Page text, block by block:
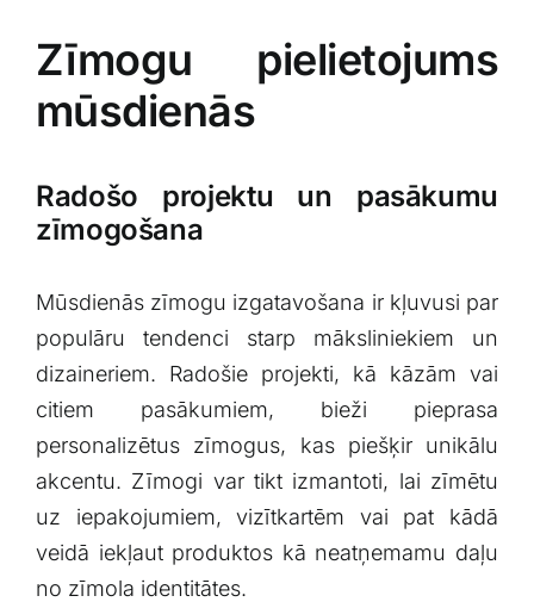
Zīmogu pielietojums
mūsdienās
Radošo‍ projektu ⁤un pasākumu
zīmogošana
Mūsdienās zīmogu izgatavošana ir kļuvusi par
populāru tendenci starp māksliniekiem un
dizaineriem. Radošie projekti, kā kāzām⁢ vai
citiem ⁤pasākumiem,‌ bieži pieprasa
personalizētus‌ zīmogus, ​kas piešķir⁤ unikālu⁢
akcentu. ⁣Zīmogi var tikt izmantoti, lai zīmētu
⁤uz iepakojumiem, vizītkartēm ⁤vai pat kādā
veidā iekļaut produktos⁤ kā​ neatņemamu daļu
no zīmola identitātes.